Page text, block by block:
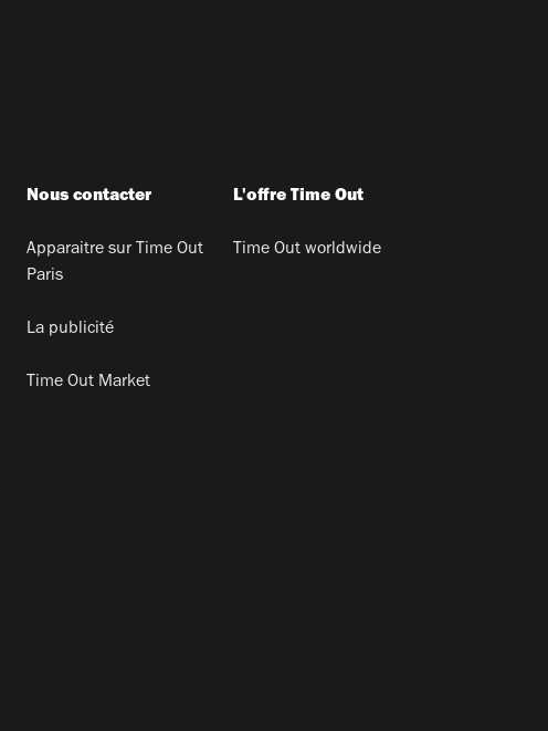
Nous contacter
Apparaitre sur Time Out
Paris
La publicité
Time Out Market
L'offre Time Out
Time Out worldwide